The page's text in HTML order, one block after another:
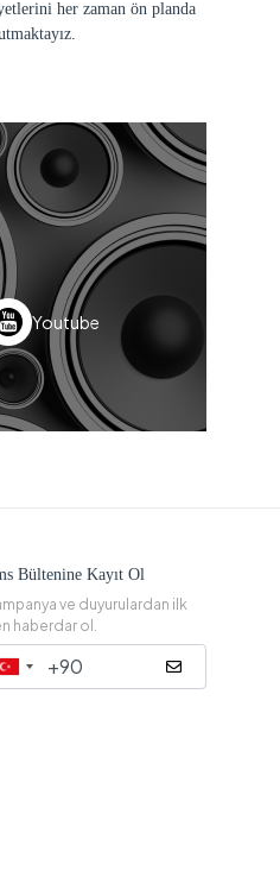
her zaman ön planda
Youtube
Bültenine Kayıt Ol
ve duyurulardan ilk
haberdar ol.